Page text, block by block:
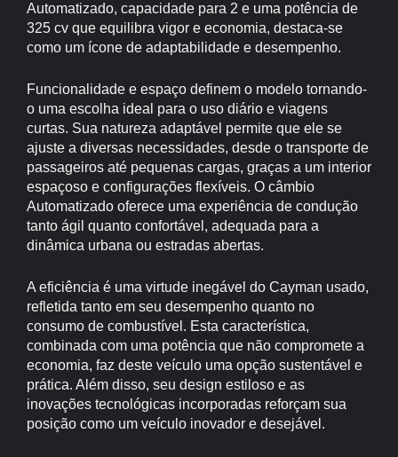
Automatizado, capacidade para 2 e uma potência de
325 cv que equilibra vigor e economia, destaca-se
como um ícone de adaptabilidade e desempenho.
Funcionalidade e espaço definem o modelo tornando-
o uma escolha ideal para o uso diário e viagens
curtas. Sua natureza adaptável permite que ele se
ajuste a diversas necessidades, desde o transporte de
passageiros até pequenas cargas, graças a um interior
espaçoso e configurações flexíveis. O câmbio
Automatizado oferece uma experiência de condução
tanto ágil quanto confortável, adequada para a
dinâmica urbana ou estradas abertas.
A eficiência é uma virtude inegável do Cayman usado,
refletida tanto em seu desempenho quanto no
consumo de combustível. Esta característica,
combinada com uma potência que não compromete a
economia, faz deste veículo uma opção sustentável e
prática. Além disso, seu design estiloso e as
inovações tecnológicas incorporadas reforçam sua
posição como um veículo inovador e desejável.